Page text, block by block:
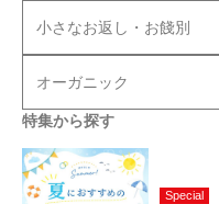
小さなお返し・お餞別
オーガニック
特集から探す
Special